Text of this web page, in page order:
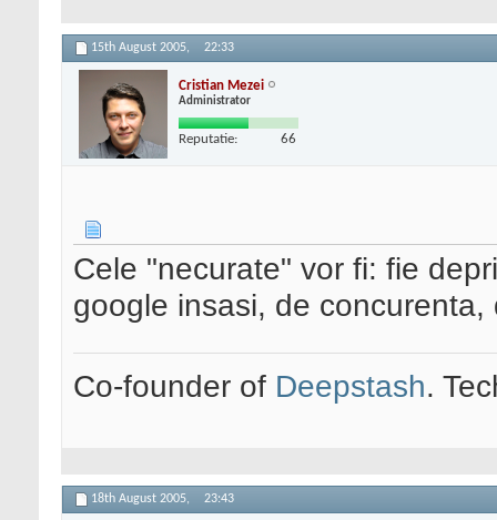
15th August 2005, 22:33
Cristian Mezei
Administrator
Reputatie: 66
Cele "necurate" vor fi: fie
google insasi, de
Co-founder of Deepstash.
18th August 2005, 23:43